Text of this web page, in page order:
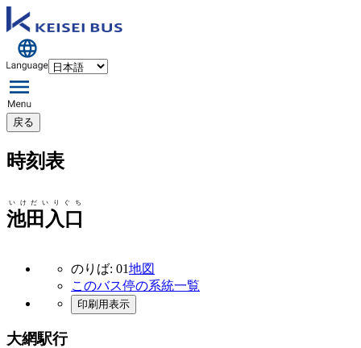
戻る
時刻表
池田入口
いけだいりぐち
のりば: 01地図
このバス停の系統一覧
印刷用表示
大網駅行